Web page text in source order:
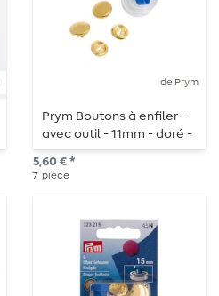
de Prym
Prym Boutons à enfiler -
avec outil - 11mm - doré -
7 pièces
5,60 € *
7 pièce